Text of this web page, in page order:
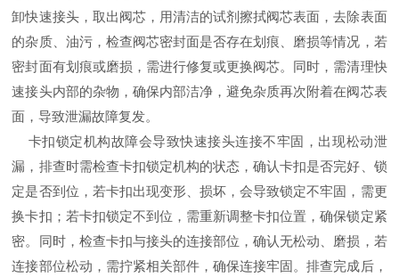
卸快速接头，取出阀芯，用清洁的试剂擦拭阀芯表面，去除表面
的杂质、油污，检查阀芯密封面是否存在划痕、磨损等情况，若
密封面有划痕或磨损，需进行修复或更换阀芯。同时，需清理快
速接头内部的杂物，确保内部洁净，避免杂质再次附着在阀芯表
面，导致泄漏故障复发。
卡扣锁定机构故障会导致快速接头连接不牢固，出现松动泄
漏，排查时需检查卡扣锁定机构的状态，确认卡扣是否完好、锁
定是否到位，若卡扣出现变形、损坏，会导致锁定不牢固，需更
换卡扣；若卡扣锁定不到位，需重新调整卡扣位置，确保锁定紧
密。同时，检查卡扣与接头的连接部位，确认无松动、磨损，若
连接部位松动，需拧紧相关部件，确保连接牢固。排查完成后，